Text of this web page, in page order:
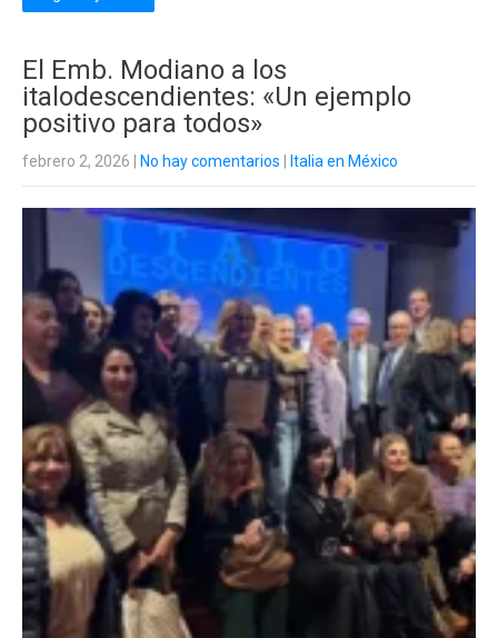
El Emb. Modiano a los
italodescendientes: «Un ejemplo
positivo para todos»
febrero 2, 2026 No hay comentarios Italia en México